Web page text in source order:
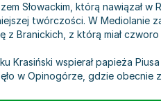
Słowackim, którą nawiązał
twórczości. W
z Branickich, z którą miał
Krasiński wspierał papieża
w Opinogórze, gdzie obecnie